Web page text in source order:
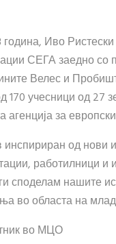
Иво
СЕГА заедно
Велес и
170 учесници од
за
инспириран од нови
работилници
споделам нашите
во областа на
во МЦО